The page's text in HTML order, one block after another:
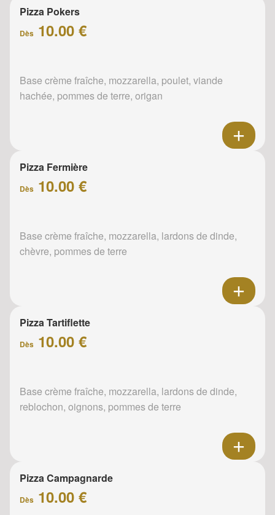
Pizza Pokers
Dès 10.00 €
Base crème fraîche, mozzarella, poulet, viande
hachée, pommes de terre, origan
Pizza Fermière
Dès 10.00 €
Base crème fraîche, mozzarella, lardons de dinde,
chèvre, pommes de terre
Pizza Tartiflette
Dès 10.00 €
Base crème fraîche, mozzarella, lardons de dinde,
reblochon, oignons, pommes de terre
Pizza Campagnarde
Dès 10.00 €